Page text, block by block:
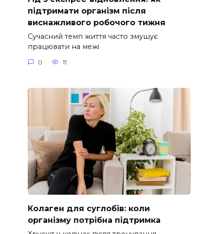
підтримати організм після
виснажливого робочого тижня
Сучасний темп життя часто змушує
працювати на межі
0 11
Колаген для суглобів: коли
організму потрібна підтримка